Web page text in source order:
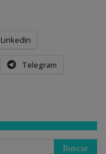
LinkedIn
Telegram